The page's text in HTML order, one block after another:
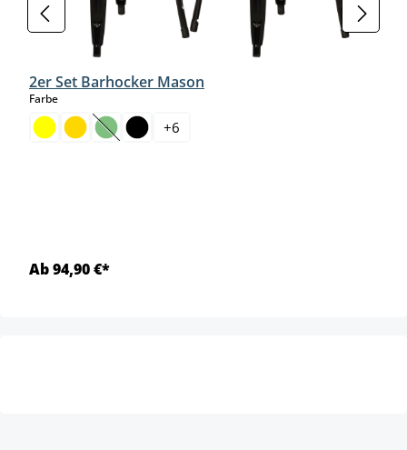
2er Set Barhocker Mason
Farbeauswählen
(Diese Option ist zurzeit nicht verfügbar.)
+6
Ab 94,90 €*